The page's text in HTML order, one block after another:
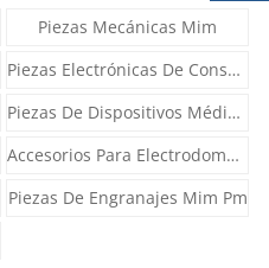
Piezas Mecánicas Mim
Piezas Electrónicas De Consumo
Piezas De Dispositivos Médicos
Accesorios Para Electrodomésticos
Piezas De Engranajes Mim Pm